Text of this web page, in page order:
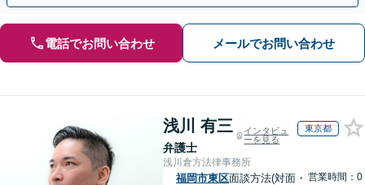
電話でお問い合わせ メールでお問い合わせ
浅川 有三
弁護士
インタビュ
ーを見る
東京都
浅川倉方法律事務所
福岡市東区面談方法(対面・ 営業時間：0